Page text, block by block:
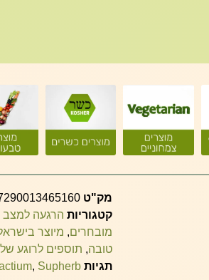
מק"ט
קטגוריות הרגעה למצב
מובחרים, מיוצר
טובה, תוספים לרוגע
תגיות
, Supherb